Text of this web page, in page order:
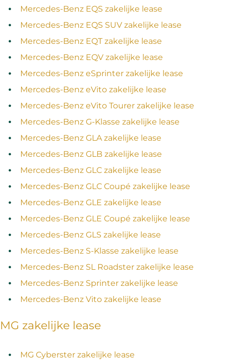
Mercedes-Benz EQS zakelijke lease
Mercedes-Benz EQS SUV zakelijke lease
Mercedes-Benz EQT zakelijke lease
Mercedes-Benz EQV zakelijke lease
Mercedes-Benz eSprinter zakelijke lease
Mercedes-Benz eVito zakelijke lease
Mercedes-Benz eVito Tourer zakelijke lease
Mercedes-Benz G-Klasse zakelijke lease
Mercedes-Benz GLA zakelijke lease
Mercedes-Benz GLB zakelijke lease
Mercedes-Benz GLC zakelijke lease
Mercedes-Benz GLC Coupé zakelijke lease
Mercedes-Benz GLE zakelijke lease
Mercedes-Benz GLE Coupé zakelijke lease
Mercedes-Benz GLS zakelijke lease
Mercedes-Benz S-Klasse zakelijke lease
Mercedes-Benz SL Roadster zakelijke lease
Mercedes-Benz Sprinter zakelijke lease
Mercedes-Benz Vito zakelijke lease
MG zakelijke lease
MG Cyberster zakelijke lease